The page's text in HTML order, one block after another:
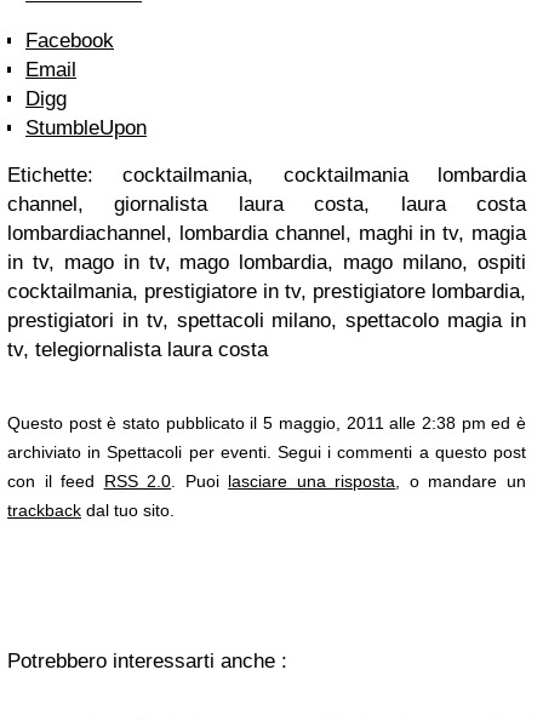
Facebook
Email
Digg
StumbleUpon
Etichette: cocktailmania, cocktailmania lombardia
channel, giornalista laura costa, laura costa
lombardiachannel, lombardia channel, maghi in tv, magia
in tv, mago in tv, mago lombardia, mago milano, ospiti
cocktailmania, prestigiatore in tv, prestigiatore lombardia,
prestigiatori in tv, spettacoli milano, spettacolo magia in
tv, telegiornalista laura costa
Questo post è stato pubblicato il 5 maggio, 2011 alle 2:38 pm ed è
archiviato in Spettacoli per eventi. Segui i commenti a questo post
con il feed RSS 2.0 . Puoi lasciare una risposta , o mandare un
trackback dal tuo sito.
Potrebbero interessarti anche :